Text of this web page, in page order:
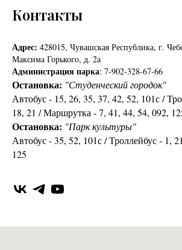
Контакты
Адрес: 428015, Чувашская Республика, г.
Максима Горького, д. 2а
Администрация парка: 7-902-328-67-66
Остановка: "Студенческий городок"
Автобус - 15, 26, 35, 37, 42, 52, 101с /
18, 21 / Маршрутка - 7, 41, 44, 54, 092,
Остановка: "Парк культуры"
Автобус - 35, 52, 101с / Троллейбус - 1,
125